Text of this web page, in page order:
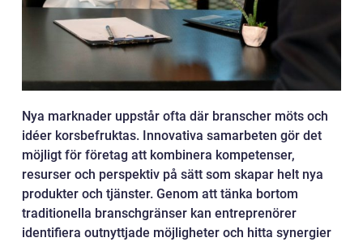
Nya marknader uppstår ofta där branscher möts och
idéer korsbefruktas. Innovativa samarbeten gör det
möjligt för företag att kombinera kompetenser,
resurser och perspektiv på sätt som skapar helt nya
produkter och tjänster. Genom att tänka bortom
traditionella branschgränser kan entreprenörer
identifiera outnyttjade möjligheter och hitta synergier